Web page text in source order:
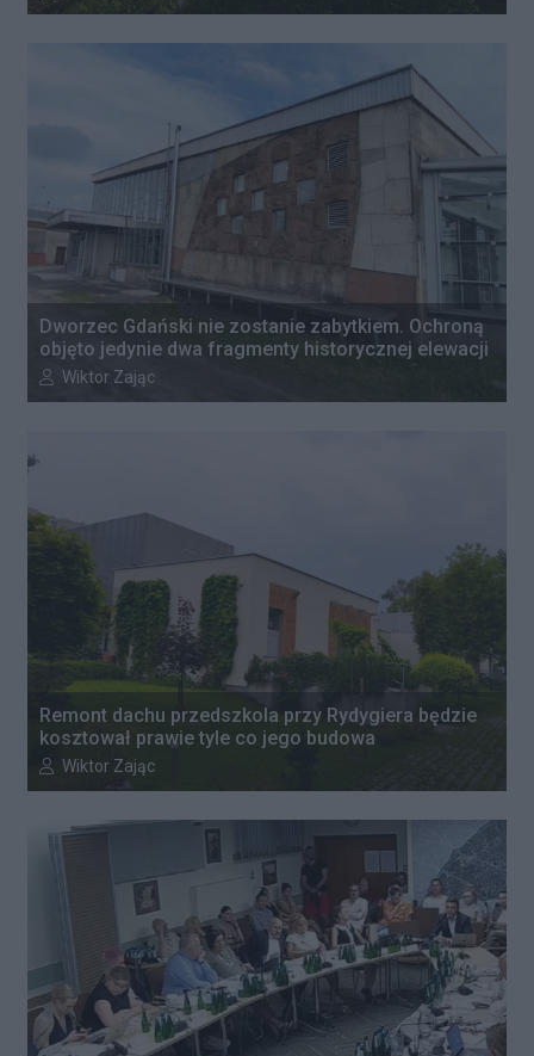
Dworzec Gdański nie zostanie zabytkiem. Ochroną
objęto jedynie dwa fragmenty historycznej elewacji
Autor artykułu:
Wiktor Zając
Remont dachu przedszkola przy Rydygiera będzie
kosztował prawie tyle co jego budowa
Autor artykułu:
Wiktor Zając